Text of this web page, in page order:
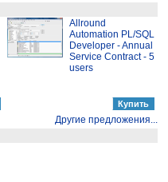
Allround
Automation PL/SQL
Developer - Annual
Service Contract - 5
users
Другие предложения...